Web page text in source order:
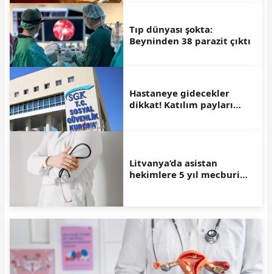
Tıp dünyası şokta:
Beyninden 38 parazit çıktı
Hastaneye gidecekler
dikkat! Katılım payları
Litvanya’da asistan
hekimlere 5 yıl mecburi